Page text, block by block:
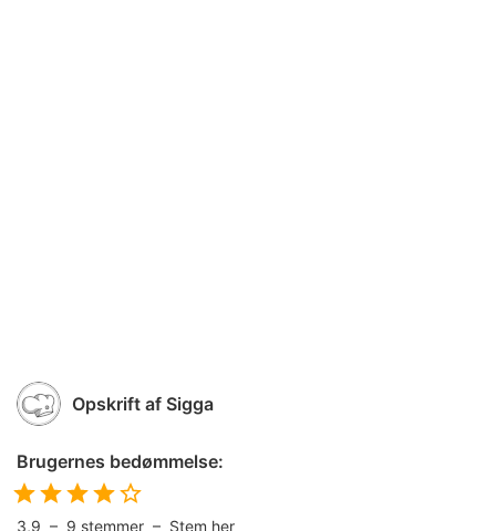
Opskrift af Sigga
Brugernes bedømmelse:
3,9 – 9 stemmer – Stem her